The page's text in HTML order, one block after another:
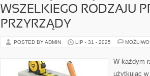
WSZELKIEGO RODZAJU
PRZYRZĄDY
POSTED BY ADMIN LIP - 31 - 2025
W każdym
użytkując